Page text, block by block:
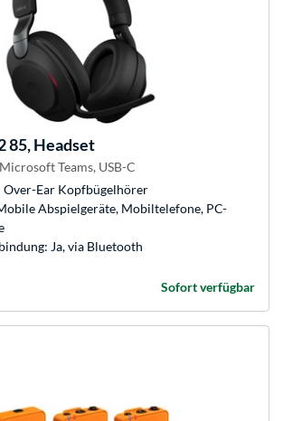
85, Headset
Teams, USB-C
Ear Kopfbügelhörer
Abspielgeräte, Mobiltelefone, PC-
Ja, via Bluetooth
Sofort verfügbar